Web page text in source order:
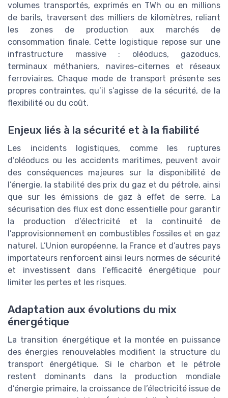
volumes transportés, exprimés en TWh ou en millions
de barils, traversent des milliers de kilomètres, reliant
les zones de production aux marchés de
consommation finale. Cette logistique repose sur une
infrastructure massive : oléoducs, gazoducs,
terminaux méthaniers, navires-citernes et réseaux
ferroviaires. Chaque mode de transport présente ses
propres contraintes, qu’il s’agisse de la sécurité, de la
flexibilité ou du coût.
Enjeux liés à la sécurité et à la fiabilité
Les incidents logistiques, comme les ruptures
d’oléoducs ou les accidents maritimes, peuvent avoir
des conséquences majeures sur la disponibilité de
l’énergie, la stabilité des prix du gaz et du pétrole, ainsi
que sur les émissions de gaz à effet de serre. La
sécurisation des flux est donc essentielle pour garantir
la production d’électricité et la continuité de
l’approvisionnement en combustibles fossiles et en gaz
naturel. L’Union européenne, la France et d’autres pays
importateurs renforcent ainsi leurs normes de sécurité
et investissent dans l’efficacité énergétique pour
limiter les pertes et les risques.
Adaptation aux évolutions du mix
énergétique
La transition énergétique et la montée en puissance
des énergies renouvelables modifient la structure du
transport énergétique. Si le charbon et le pétrole
restent dominants dans la production mondiale
d’énergie primaire, la croissance de l’électricité issue de